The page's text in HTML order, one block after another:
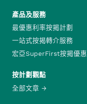
產品及服務
最優惠利率按揭計劃
一站式按揭轉介服務
宏亞SuperFirst按揭優惠
按計劃觀點
全部文章